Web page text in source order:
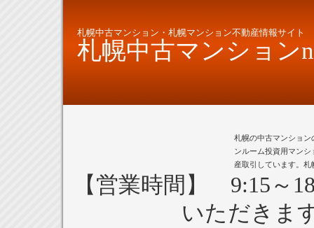
札幌中古マンション・札幌マンション不動産情報サイト
札幌中古マンション
札幌の中古マンショ
ンルーム投資用マン
産取引しています。
【営業時間】 9:15～
いただきま